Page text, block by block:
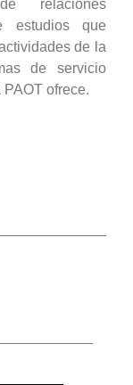
relaciones
estudios que
de la
de servicio
ofrece.